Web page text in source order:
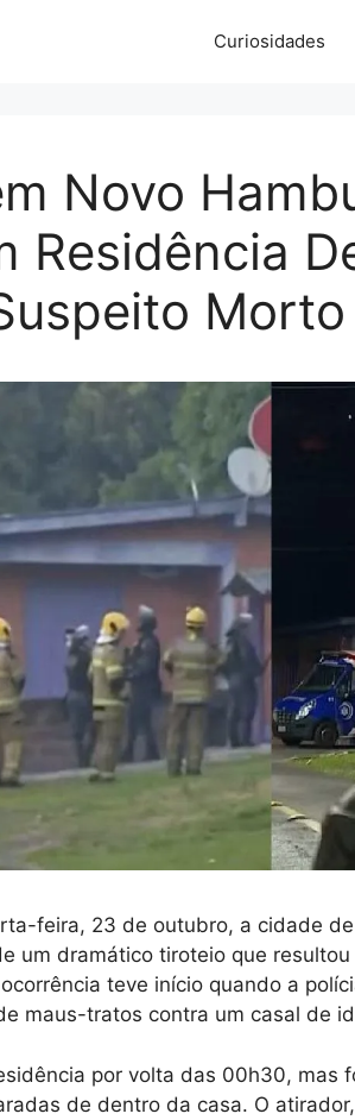
Curiosidades
Novo
Residência
Morto
feira, 23 de outubro, a cidade
um dramático tiroteio que
teve início quando a
maus-tratos contra um casal de
por volta das 00h30, mas
de dentro da casa. O